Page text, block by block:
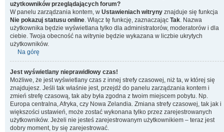
użytkowników przeglądających forum?
W panelu zarządzania kontem, w Ustawieniach witryny znajduje się funkcja
Nie pokazuj statusu online. Włącz tę funkcję, zaznaczając Tak. Nazwa
użytkownika będzie wyświetlana tylko dla administratorów, moderatorów i dla
ciebie. Twoja obecność na witrynie będzie wykazana w liczbie ukrytych
użytkowników.
Na górę
Jest wyświetlany nieprawidłowy czas!
Możliwe, że jest wyświetlany czas z innej strefy czasowej, niż ta, w której się
znajdujesz. Jeśli tak właśnie jest, przejdź do panelu zarządzania kontem i
zmień strefę czasową, tak aby była zgodna z twoim miejscem pobytu. Np.
Europa centralna, Afryka, czy Nowa Zelandia. Zmiana strefy czasowej, tak jak i
większości ustawień, może zostać wykonana tylko przez zarejestrowanych
użytkowników. Jeżeli nie jesteś zarejestrowanym użytkownikiem – teraz jest
dobry moment, by się zarejestrować.